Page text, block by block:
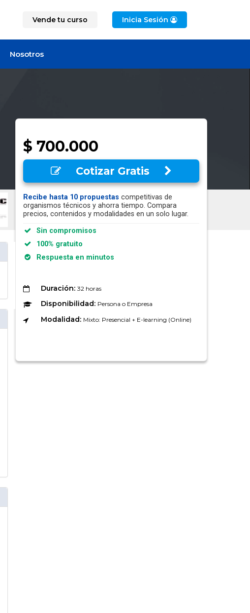
Vende tu curso Inicia Sesión
Nosotros
$ 700.000
Cotizar Gratis
Recibe hasta 10 propuestas competitivas de
organismos técnicos y ahorra tiempo. Compara
precios, contenidos y modalidades en un solo lugar.
Sin compromisos
100% gratuito
Respuesta en minutos
Duración: 32 horas
Disponibilidad: Persona o Empresa
Modalidad: Mixto: Presencial + E-learning (Online)